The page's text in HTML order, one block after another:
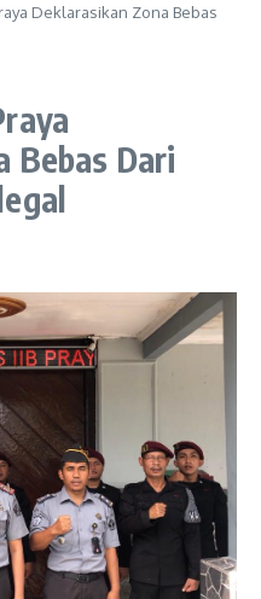
Deklarasikan Zona Bebas
Bebas Dari